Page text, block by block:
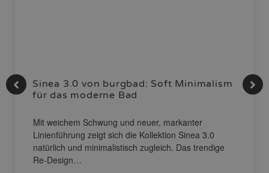
Sinea 3.0 von burgbad: Soft Minimalism
für das moderne Bad
Mit weichem Schwung und neuer, markanter
Linienführung zeigt sich die Kollektion Sinea 3.0
natürlich und minimalistisch zugleich. Das trendige
Re-Design…